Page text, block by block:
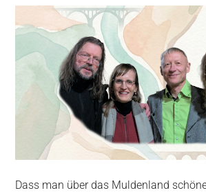
Dass man über das Muldenland